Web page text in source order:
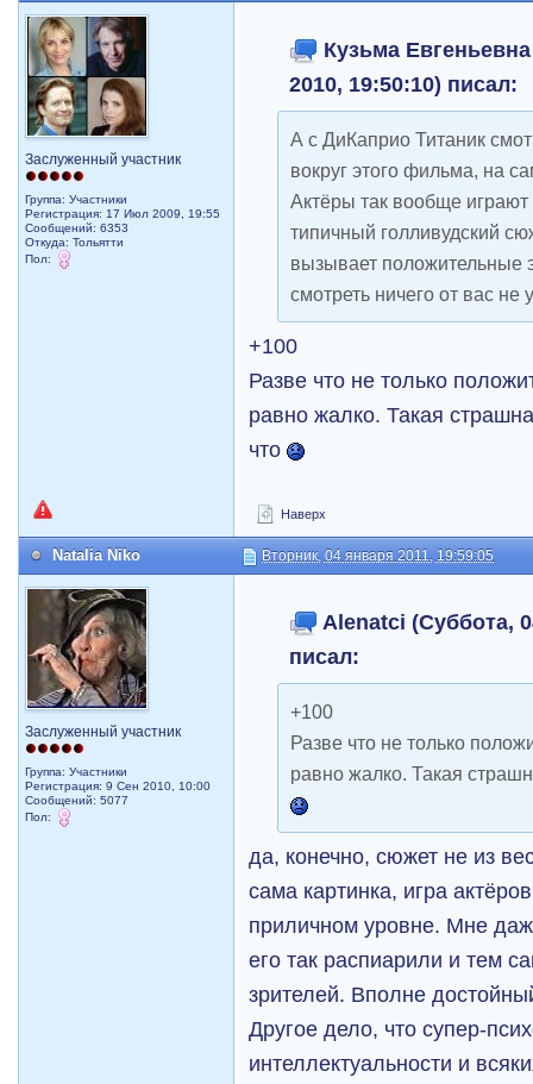
Заслуженный участник
Группа: Участники
Регистрация: 17 Июл 2009, 19:55
Сообщений: 6353
Откуда: Тольятти
Пол:
Кузьма
2010, 19:50:10) писал:
А с ДиКаприо Титаник
вокруг этого фильма, на
Актёры так вообще
типичный голливудский
вызывает положительные
смотреть ничего от вас не
+100
Разве что не только
равно жалко. Такая
что
Наверх
Natalia Niko Вторник, 04 января 2011, 19:59:05
Заслуженный участник
Группа: Участники
Регистрация: 9 Сен 2010, 10:00
Сообщений: 5077
Пол:
Alenatci (Суббота,
писал:
+100
Разве что не только
равно жалко. Такая
да, конечно, сюжет не из
сама картинка, игра
приличном уровне. Мне
его так распиарили и тем
зрителей. Вполне
Другое дело, что супер-
интеллектуальности и